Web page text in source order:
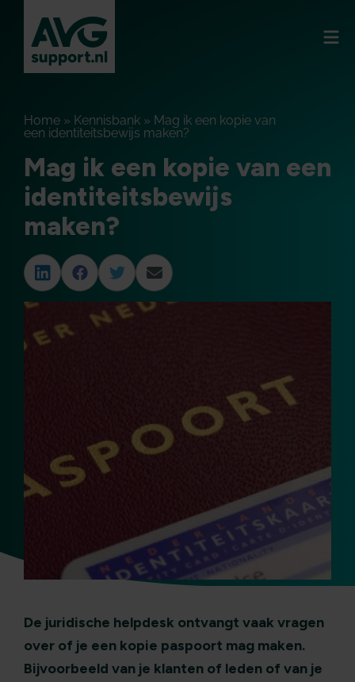
Home » Kennisbank » Mag ik een kopie van
een identiteitsbewijs maken?
Mag ik een kopie van een
identiteitsbewijs
maken?
De juridische helpdesk ontvangt vaak vragen
over of je een kopie paspoort mag maken.
Bijvoorbeeld van je klanten of leden of van je